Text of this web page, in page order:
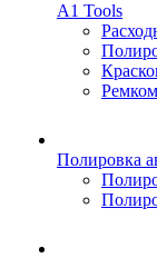
A1 Tools
Полировка